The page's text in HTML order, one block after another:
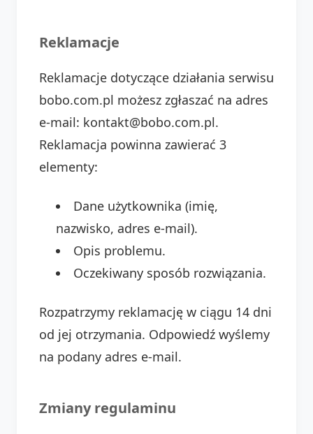
Reklamacje
Reklamacje dotyczące działania serwisu
bobo.com.pl możesz zgłaszać na adres
e-mail: kontakt@bobo.com.pl.
Reklamacja powinna zawierać 3
elementy:
Dane użytkownika (imię,
nazwisko, adres e-mail).
Opis problemu.
Oczekiwany sposób rozwiązania.
Rozpatrzymy reklamację w ciągu 14 dni
od jej otrzymania. Odpowiedź wyślemy
na podany adres e-mail.
Zmiany regulaminu